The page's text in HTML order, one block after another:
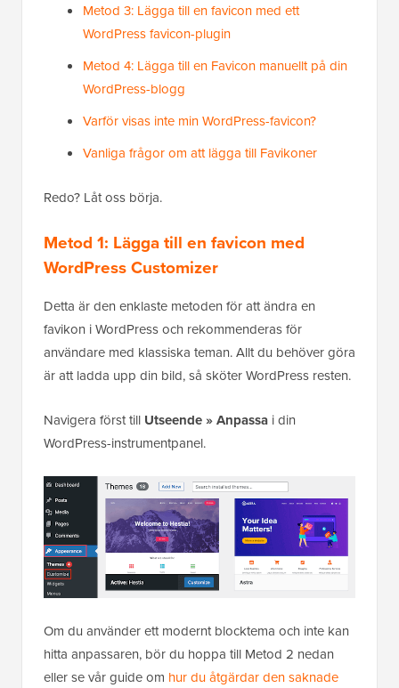
Metod 3: Lägga till en favicon med ett
WordPress favicon-plugin
Metod 4: Lägga till en Favicon manuellt på din
WordPress-blogg
Varför visas inte min WordPress-favicon?
Vanliga frågor om att lägga till Favikoner
Redo? Låt oss börja.
Metod 1: Lägga till en favicon med
WordPress Customizer
Detta är den enklaste metoden för att ändra en
favikon i WordPress och rekommenderas för
användare med klassiska teman. Allt du behöver göra
är att ladda upp din bild, så sköter WordPress resten.
Navigera först till Utseende » Anpassa i din
WordPress-instrumentpanel.
Om du använder ett modernt blocktema och inte kan
hitta anpassaren, bör du hoppa till Metod 2 nedan
eller se vår guide om hur du åtgärdar den saknade